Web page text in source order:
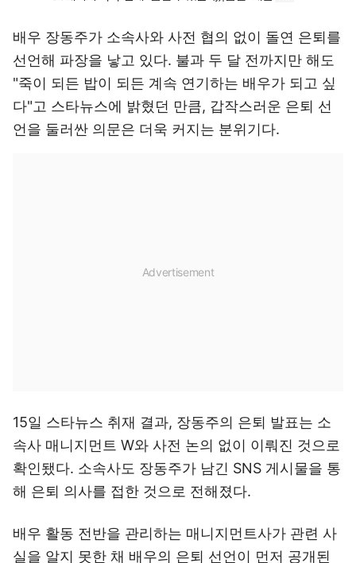
배우 장동주가 소속사와 사전 협의 없이 돌연 은퇴를
선언해 파장을 낳고 있다. 불과 두 달 전까지만 해도
"죽이 되든 밥이 되든 계속 연기하는 배우가 되고 싶
다"고 스타뉴스에 밝혔던 만큼, 갑작스러운 은퇴 선
언을 둘러싼 의문은 더욱 커지는 분위기다.
15일 스타뉴스 취재 결과, 장동주의 은퇴 발표는 소
속사 매니지먼트 W와 사전 논의 없이 이뤄진 것으로
확인됐다. 소속사도 장동주가 남긴 SNS 게시물을 통
해 은퇴 의사를 접한 것으로 전해졌다.
배우 활동 전반을 관리하는 매니지먼트사가 관련 사
실을 알지 못한 채 배우의 은퇴 선언이 먼저 공개된